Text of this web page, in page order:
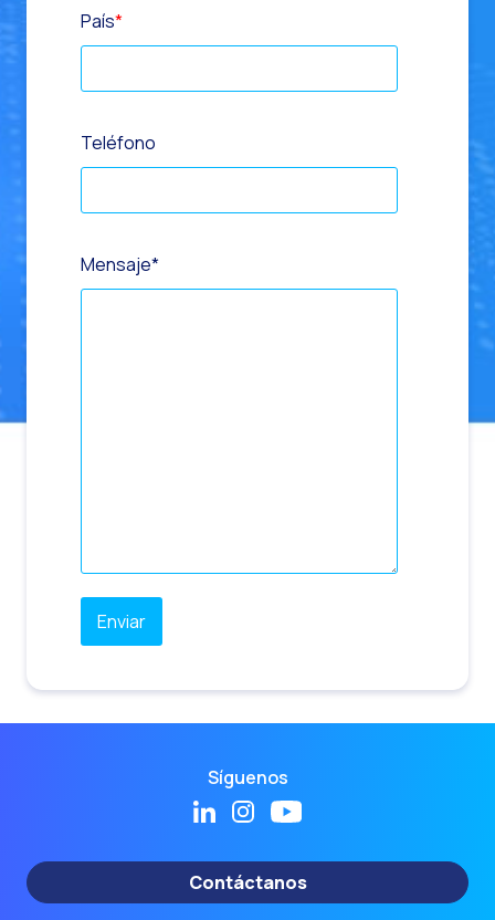
País*
Teléfono
Mensaje*
Síguenos
Contáctanos